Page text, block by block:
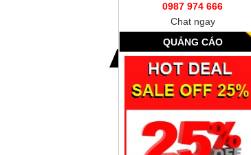
0987 974 666
Chat ngay
QUẢNG CÁO